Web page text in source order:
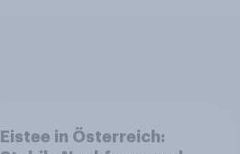
Eistee in Österreich: